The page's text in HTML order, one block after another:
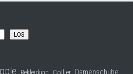
LOS
Bekleidung Collier Damenschuhe